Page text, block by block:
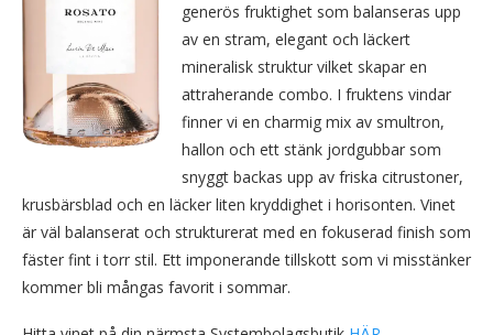
generös fruktighet som balanseras upp
av en stram, elegant och läckert
mineralisk struktur vilket skapar en
attraherande combo. I fruktens vindar
finner vi en charmig mix av smultron,
hallon och ett stänk jordgubbar som
snyggt backas upp av friska citrustoner,
krusbärsblad och en läcker liten kryddighet i horisonten. Vinet
är väl balanserat och strukturerat med en fokuserad finish som
fäster fint i torr stil. Ett imponerande tillskott som vi misstänker
kommer bli mångas favorit i sommar.